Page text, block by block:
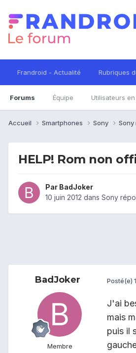
Frandroid - Actualité Rubriques
Forums Équipe Utilisateurs
Accueil Smartphones Sony Sony
HELP! Rom non
Par BadJoker
10 juin 2012 dans Sony
BadJoker
Membre
Posté(e)
J'ai
mais
puis il